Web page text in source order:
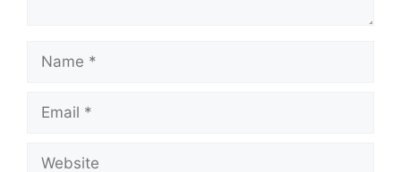
Name
Email
Website